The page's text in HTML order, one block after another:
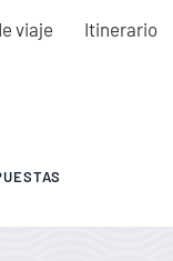
viaje Itinerario